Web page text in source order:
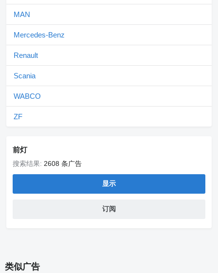
MAN
Mercedes-Benz
Renault
Scania
WABCO
ZF
前灯
搜索结果: 2608 条广告
显示
订阅
类似广告